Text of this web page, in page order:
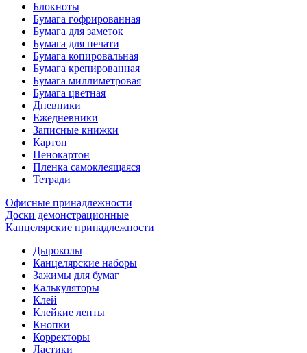
Блокноты
Бумага гофрированная
Бумага для заметок
Бумага для печати
Бумага копировальная
Бумага крепированная
Бумага миллиметровая
Бумага цветная
Дневники
Ежедневники
Записные книжки
Картон
Пенокартон
Пленка самоклеящаяся
Тетради
Офисные принадлежности
Доски демонстрационные
Канцелярские принадлежности
Дыроколы
Канцелярские наборы
Зажимы для бумаг
Калькуляторы
Клей
Клейкие ленты
Кнопки
Корректоры
Ластики